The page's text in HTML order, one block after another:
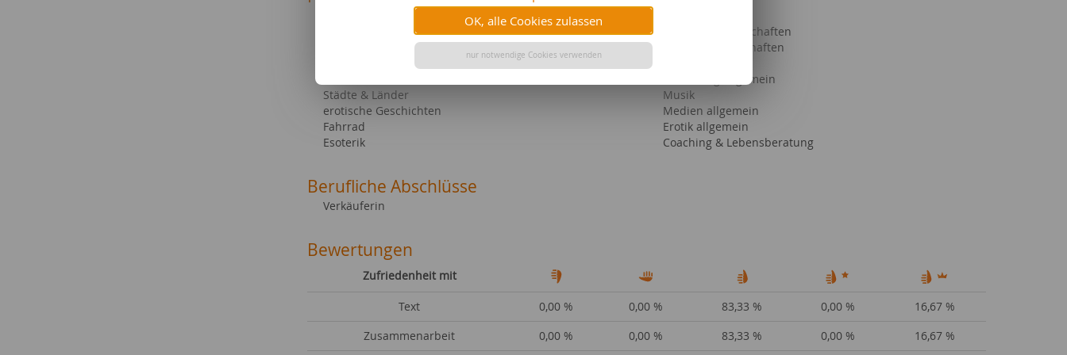
OK, alle Cookies zulassen
nur notwendige Cookies verwenden
Haus- & Nutztiere
Städte & Länder
erotische Geschichten
Fahrrad
Esoterik
Liebe & Partnerschaften
Geisteswissenschaften
Ernährung allgemein
Musik
Medien allgemein
Erotik allgemein
Coaching & Lebensberatung
Berufliche Abschlüsse
Verkäuferin
Bewertungen
Zufriedenheit mit
Text 0,00 % 0,00 % 83,33 % 0,00 %
16,67 %
Zusammenarbeit
0,00 % 0,00 % 83,33 % 0,00 % 16,67 %